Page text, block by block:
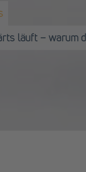
läuft – warum